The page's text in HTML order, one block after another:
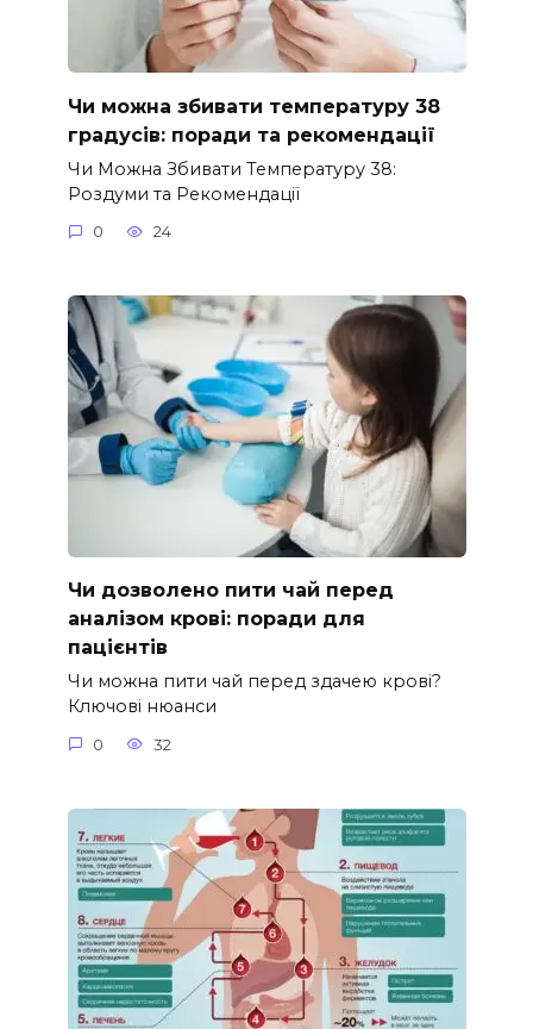
Чи можна збивати температуру 38
градусів: поради та рекомендації
Чи Можна Збивати Температуру 38:
Роздуми та Рекомендації
0 24
Чи дозволено пити чай перед
аналізом крові: поради для
пацієнтів
Чи можна пити чай перед здачею крові?
Ключові нюанси
0 32